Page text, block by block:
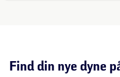
Find din nye dyne